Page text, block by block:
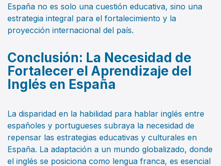
España no es solo una cuestión educativa, sino una
estrategia integral para el fortalecimiento y la
proyección internacional del país.
Conclusión: La Necesidad de
Fortalecer el Aprendizaje del
Inglés en España
La disparidad en la habilidad para hablar inglés entre
españoles y portugueses subraya la necesidad de
repensar las estrategias educativas y culturales en
España. La adaptación a un mundo globalizado, donde
el inglés se posiciona como lengua franca, es esencial